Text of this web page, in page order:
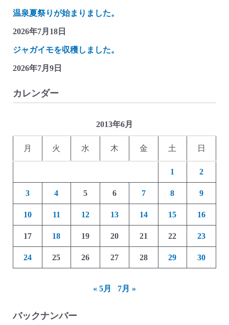
温泉夏祭りが始まりました。
2026年7月18日
ジャガイモを収穫しました。
2026年7月9日
カレンダー
2013年6月
月 火 水 木 金 土 日
1 2
3 4 5 6 7 8 9
10 11 12 13 14 15 16
17 18 19 20 21 22 23
24 25 26 27 28 29 30
« 5月 7月 »
バックナンバー